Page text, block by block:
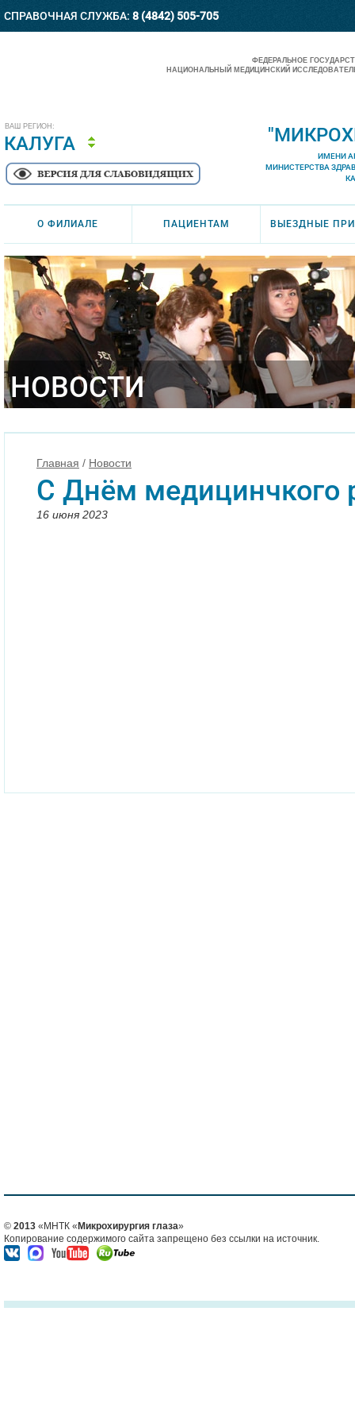
СПРАВОЧНАЯ СЛУЖБА: 8 (4842) 505-705
ВАШ РЕГИОН:
КАЛУГА
ФЕДЕРАЛЬНОЕ
НАЦИОНАЛЬНЫЙ МЕДИЦИНСКИЙ
ИМЕНИ
МИНИСТЕРСТВА
О ФИЛИАЛЕ ПАЦИЕНТАМ ВЫЕЗДНЫЕ
НОВОСТИ
Главная / Новости
С Днём медицинчкого
16 июня 2023
© 2013 «МНТК « Микрохирургия глаза»
Копирование содержимого сайта запрещено без ссылки на источник.